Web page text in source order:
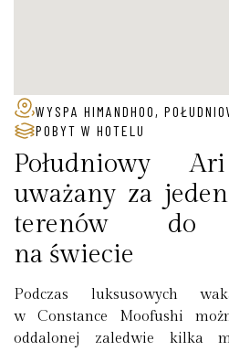
WYSPA HIMANDHOO,
POBYT W HOTELU
Południowy
uważany za
terenów do
na świecie
Podczas luksusowych
w Constance Moofushi
oddalonej zaledwie kilka